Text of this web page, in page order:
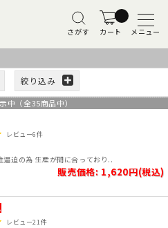
さがす カート メニュー
絞り込み
中（全35商品中）
レビュー6件
逼迫の為 生産が間に合っており..
販売価格: 1,620円(税込)
レビュー21件